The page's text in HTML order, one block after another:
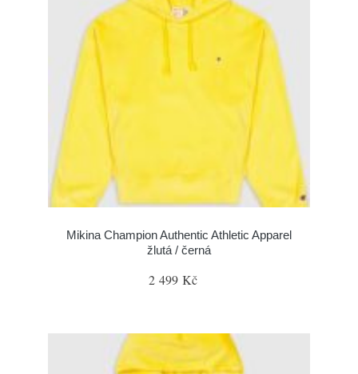
Mikina Champion Authentic Athletic Apparel
žlutá / černá
2 499 Kč